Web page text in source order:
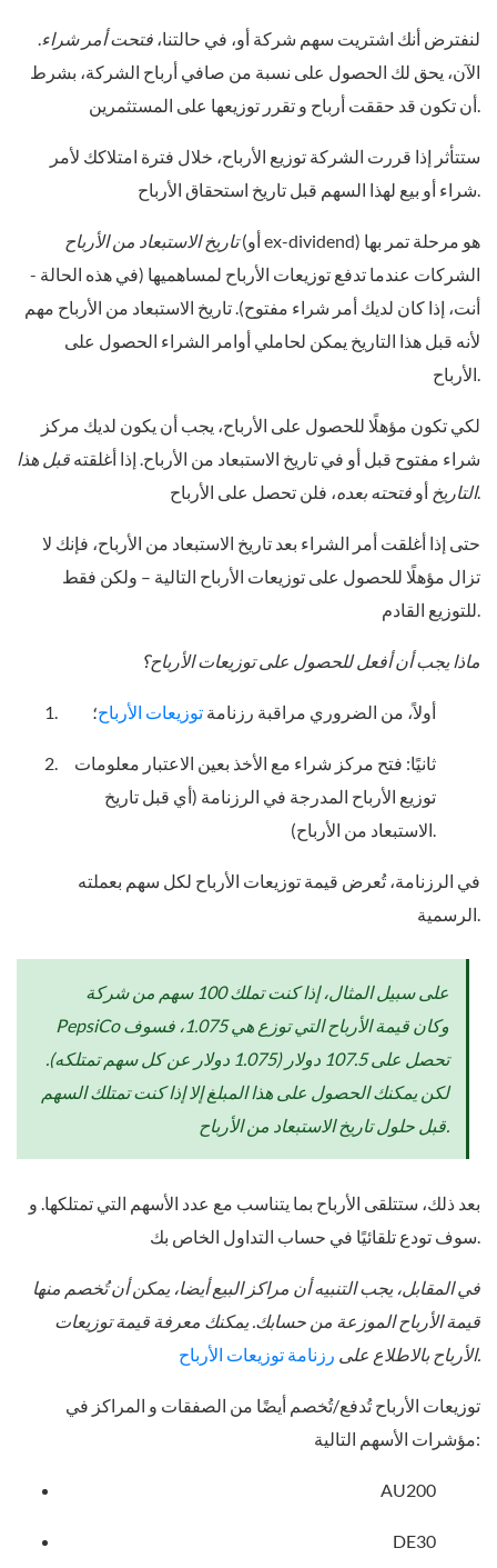
لنفترض أنك اشتريت سهم شركة أو، في حالتنا، فتحت أمر شراء
الآن، يحق لك الحصول على نسبة من صافي أرباح الشركة، بشرط
ستتأثر إذا قررت الشركة توزيع الأرباح، خلال فترة امتلاكك لأمر
تاريخ الاستبعاد من الأرباح(أو ex-dividend) هو مرحلة تمر بها
الشركات عندما تدفع توزيعات الأرباح لمساهميها (في هذه الحالة -
أنت، إذا كان لديك أمر شراء مفتوح). تاريخ الاستبعاد من الأرباح مهم
لأنه قبل هذا التاريخ يمكن لحاملي أوامر الشراء الحصول على
لكي تكون مؤهلًا للحصول على الأرباح، يجب أن يكون لديك مركز
شراء مفتوح قبل أو في تاريخ الاستبعاد من الأرباح. إذا أغلقته قبل هذا
التاريخ أو فتحته بعده ، فلن تحصل على الأرباح.
حتى إذا أغلقت أمر الشراء بعد تاريخ الاستبعاد من الأرباح، فإنك لا
تزال مؤهلًا للحصول على توزيعات الأرباح التالية – ولكن فقط
ماذا يجب أن أفعل للحصول على توزيعات الأرباح؟
أولاً، من الضروري مراقبة رزنامة توزيعات الأرباح؛
ثانيًا: فتح مركز شراء مع الأخذ بعين الاعتبار معلومات
توزيع الأرباح المدرجة في الرزنامة (أي قبل تاريخ
في الرزنامة، تُعرض قيمة توزيعات الأرباح لكل سهم بعملته
على سبيل المثال، إذا كنت تملك 100 سهم من شركة
PepsiCo وكان قيمة الأرباح التي توزع هي 1.075، فسوف
تحصل على 107.5 دولار (1.075 دولار عن كل سهم تمتلكه).
لكن يمكنك الحصول على هذا المبلغ إلا إذا كنت تمتلك السهم
بعد ذلك، ستتلقى الأرباح بما يتناسب مع عدد الأسهم التي تمتلكها. و
في المقابل، يجب التنبيه أن مراكز البيع أيضا، يمكن أن تُخصم منها
قيمة الأرباح الموزعة من حسابك. يمكنك معرفة قيمة توزيعات
الأرباح بالاطلاع على رزنامة توزيعات الأرباح .
توزيعات الأرباح تُدفع/تُخصم أيضًا من الصفقات و المراكز في
مؤشرات الأسهم التالية:
AU200
DE30